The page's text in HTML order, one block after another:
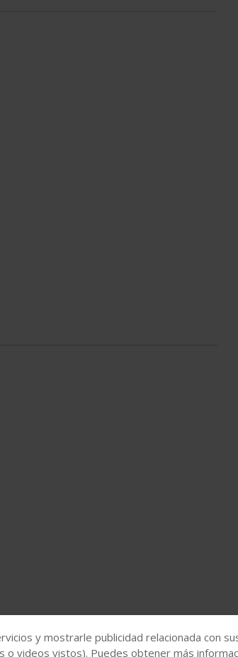
y mostrarle publicidad relacionada con
videos vistos). Puedes obtener más